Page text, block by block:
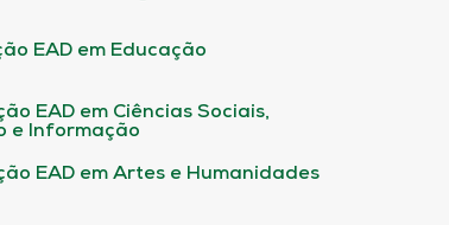
EAD em Educação
EAD em Ciências Sociais,
e Informação
EAD em Artes e Humanidades